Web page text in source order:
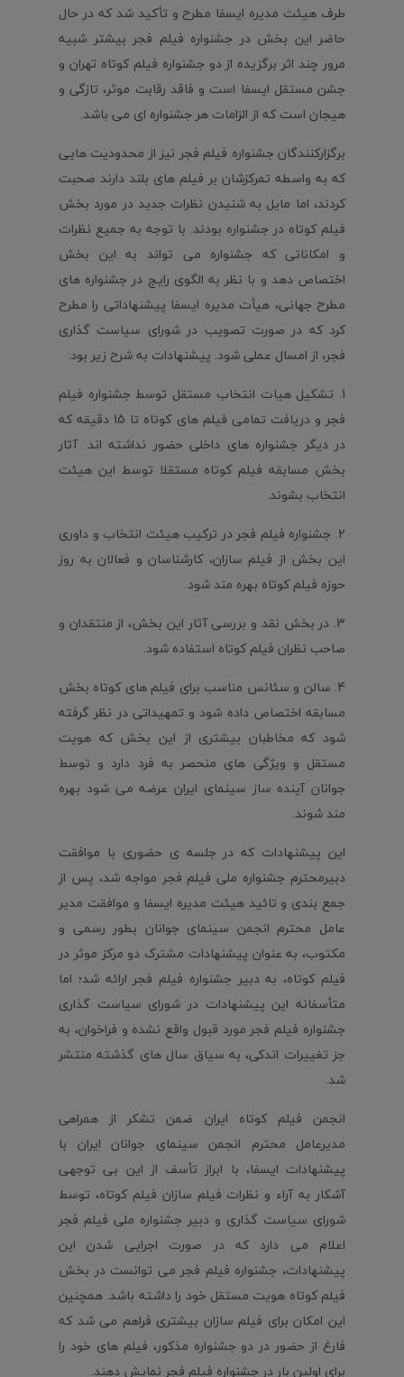
طرف هیئت مدیره ایسفا مطرح و تأکید شد که در حال
حاضر این بخش در جشنواره فیلم فجر بیشتر شبیه
مرور چند اثر برگزیده از دو جشنواره فیلم کوتاه تهران و
جشن مستقل ایسفا است و فاقد رقابت موثر، تازگی و
هیجان است که از الزامات هر جشنواره ای می باشد.
برگزارکنندگان جشنواره فیلم فجر نیز از محدودیت هایی
که به واسطه تمرکزشان بر فیلم های بلند دارند صحبت
کردند، اما مایل به شنیدن نظرات جدید در مورد بخش
فیلم کوتاه در جشنواره بودند. با توجه به جمیع نظرات
و امکاناتی که جشنواره می تواند به این بخش
اختصاص دهد و با نظر به الگوی رایج در جشنواره های
مطرح جهانی، هیأت مدیره ایسفا پیشنهاداتی را مطرح
کرد که در صورت تصویب در شورای سیاست گذاری
فجر، از امسال عملی شود. پیشنهادات به شرح زیر بود:
1. تشکیل هیات انتخاب مستقل توسط جشنواره فیلم
فجر و دریافت تمامی فیلم های کوتاه تا 15 دقیقه که
در دیگر جشنواره های داخلی حضور نداشته اند. آثار
بخش مسابقه فیلم کوتاه مستقلا توسط این هیئت
انتخاب بشوند.
2. جشنواره فیلم فجر در ترکیب هیئت انتخاب و داوری
این بخش از فیلم سازان، کارشناسان و فعالان به روز
حوزه فیلم کوتاه بهره مند شود.
3. در بخش نقد و بررسی آثار این بخش، از منتقدان و
صاحب نظران فیلم کوتاه استفاده شود.
4. سالن و سئانس مناسب برای فیلم های کوتاه بخش
مسابقه اختصاص داده شود و تمهیداتی در نظر گرفته
شود که مخاطبان بیشتری از این بخش که هویت
مستقل و ویژگی های منحصر به فرد دارد و توسط
جوانان آینده ساز سینمای ایران عرضه می شود بهره
مند شوند.
این پیشنهادات که در جلسه ی حضوری با موافقت
دبیرمحترم جشنواره ملی فیلم فجر مواجه شد، پس از
جمع بندی و تائید هیئت مدیره ایسفا و موافقت مدیر
عامل محترم انجمن سینمای جوانان بطور رسمی و
مکتوب، به عنوان پیشنهادات مشترک دو مرکز موثر در
فیلم کوتاه، به دبیر جشنواره فیلم فجر ارائه شد؛ اما
متأسفانه این پیشنهادات در شورای سیاست گذاری
جشنواره فیلم فجر مورد قبول واقع نشده و فراخوان، به
جز تغییرات اندکی، به سیاق سال های گذشته منتشر
شد.
انجمن فیلم کوتاه ایران ضمن تشکر از همراهی
مدیرعامل محترم انجمن سینمای جوانان ایران با
پیشنهادات ایسفا، با ابراز تأسف از این بی توجهی
آشکار به آراء و نظرات فیلم سازان فیلم کوتاه، توسط
شورای سیاست گذاری و دبیر جشنواره ملی فیلم فجر
اعلام می دارد که در صورت اجرایی شدن این
پیشنهادات، جشنواره فیلم فجر می توانست در بخش
فیلم کوتاه هویت مستقل خود را داشته باشد. همچنین
این امکان برای فیلم سازان بیشتری فراهم می شد که
فارغ از حضور در دو جشنواره مذکور، فیلم های خود را
برای اولین بار در جشنواره فیلم فجر نمایش دهند.